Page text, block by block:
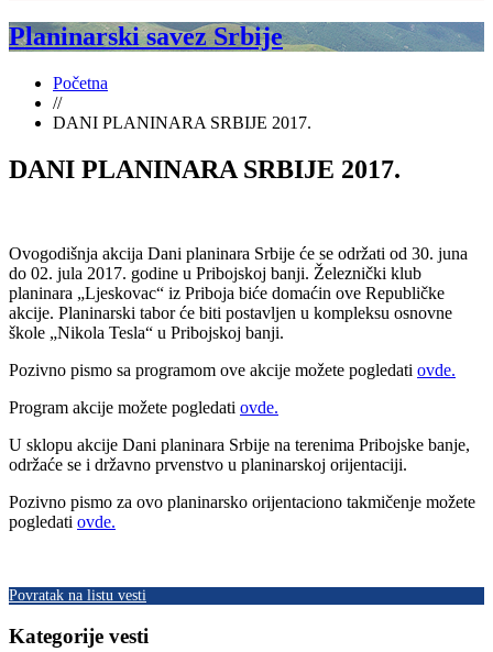
Planinarski savez Srbije
Početna
//
DANI PLANINARA SRBIJE 2017.
DANI PLANINARA SRBIJE 2017.
Ovogodišnja akcija Dani planinara Srbije će se održati od 30. juna
do 02. jula 2017. godine u Pribojskoj banji. Železnički klub
planinara „Ljeskovac“ iz Priboja biće domaćin ove Republičke
akcije. Planinarski tabor će biti postavljen u kompleksu osnovne
škole „Nikola Tesla“ u Pribojskoj banji.
Pozivno pismo sa programom ove akcije možete pogledati ovde.
Program akcije možete pogledati ovde.
U sklopu akcije Dani planinara Srbije na terenima Pribojske banje,
održaće se i državno prvenstvo u planinarskoj orijentaciji.
Pozivno pismo za ovo planinarsko orijentaciono takmičenje možete
pogledati ovde.
Povratak na listu vesti
Kategorije vesti